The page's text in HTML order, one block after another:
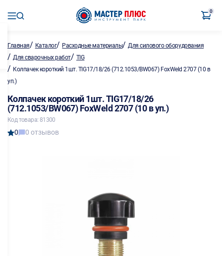
0
Главная/ Каталог/ Расходные материалы/Для силового оборудования
/ Для сварочных работ/ TIG
/ Колпачек короткий 1шт. TIG17/18/26 (712.1053/BW067) FoxWeld 2707 (10 в
уп.)
Колпачек короткий 1шт. TIG17/18/26
(712.1053/BW067) FoxWeld 2707 (10 в уп.)
Код товара: 81300
0 0 отзывов